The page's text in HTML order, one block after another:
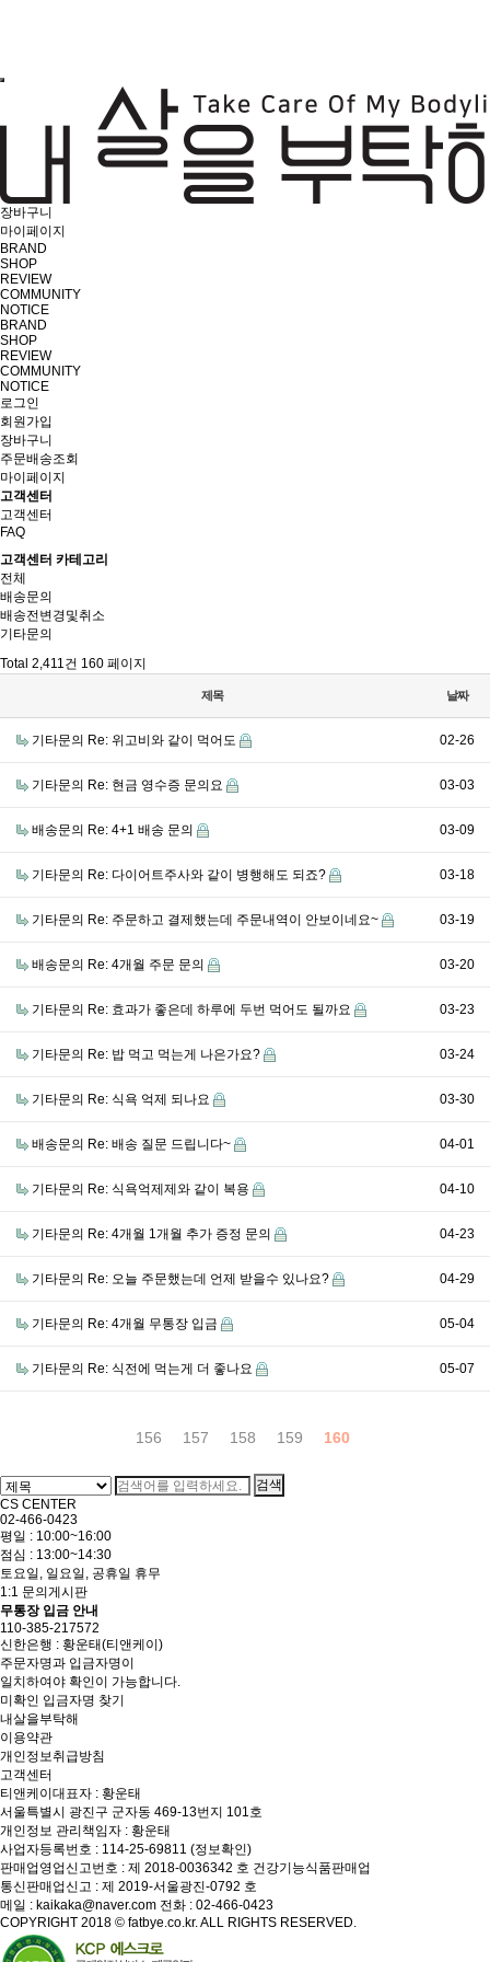
장바구니
마이페이지
BRAND
SHOP
REVIEW
COMMUNITY
NOTICE
BRAND
SHOP
REVIEW
COMMUNITY
NOTICE
로그인
회원가입
장바구니
주문배송조회
마이페이지
고객센터
고객센터
FAQ
고객센터 카테고리
전체
배송문의
배송전변경및취소
기타문의
Total 2,411건 160 페이지
제목 날짜
기타문의 Re: 위고비와 같이 먹어도 02-26
기타문의 Re: 현금 영수증 문의요 03-03
배송문의 Re: 4+1 배송 문의 03-09
기타문의 Re: 다이어트주사와 같이 병행해도 되죠? 03-18
기타문의 Re: 주문하고 결제했는데 주문내역이 안보이네요~ 03-19
배송문의 Re: 4개월 주문 문의 03-20
기타문의 Re: 효과가 좋은데 하루에 두번 먹어도 될까요 03-23
기타문의 Re: 밥 먹고 먹는게 나은가요? 03-24
기타문의 Re: 식욕 억제 되나요 03-30
배송문의 Re: 배송 질문 드립니다~ 04-01
기타문의 Re: 식욕억제제와 같이 복용 04-10
기타문의 Re: 4개월 1개월 추가 증정 문의 04-23
기타문의 Re: 오늘 주문했는데 언제 받을수 있나요? 04-29
기타문의 Re: 4개월 무통장 입금 05-04
기타문의 Re: 식전에 먹는게 더 좋나요 05-07
156 157 158 159 160
CS CENTER
02-466-0423
평일 : 10:00~16:00
점심 : 13:00~14:30
토요일, 일요일, 공휴일 휴무
1:1 문의게시판
무통장 입금 안내
110-385-217572
신한은행 : 황운태(티앤케이)
주문자명과 입금자명이
일치하여야 확인이 가능합니다.
미확인 입금자명 찾기
내살을부탁해
이용약관
개인정보취급방침
고객센터
티앤케이 대표자 : 황운태
서울특별시 광진구 군자동 469-13번지 101호
개인정보 관리책임자 : 황운태
사업자등록번호 : 114-25-69811 (정보확인)
판매업영업신고번호 : 제 2018-0036342 호 건강기능식품판매업
통신판매업신고 : 제 2019-서울광진-0792 호
메일 : kaikaka@naver.com 전화 : 02-466-0423
COPYRIGHT 2018 © fatbye.co.kr. ALL RIGHTS RESERVED.